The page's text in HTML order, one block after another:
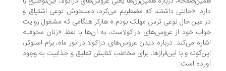
«حالتی داشتند که مضطربم می‌کرد، دستخوش نوعی اشتیاق و
عین حال نوعی ترس مهلک بودم.» هارکر هنگامی که مشغول روایت
خود از عروس‌های دراکولاست، به آن‌ها با لفظ «زنان مخوف»
می‌کند. درباره دیدن عروس‌های دراکولا در نور ماه، برام استوکر،
و با این‌فرازها، برای مخاطب کتابش تعلیق و جذابیت به وجود
است: